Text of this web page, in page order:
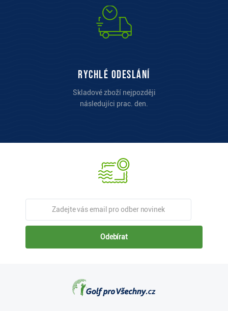
Rychlé odeslání
Skladové zboží nejpozději
následujíci prac. den.
Odebírat